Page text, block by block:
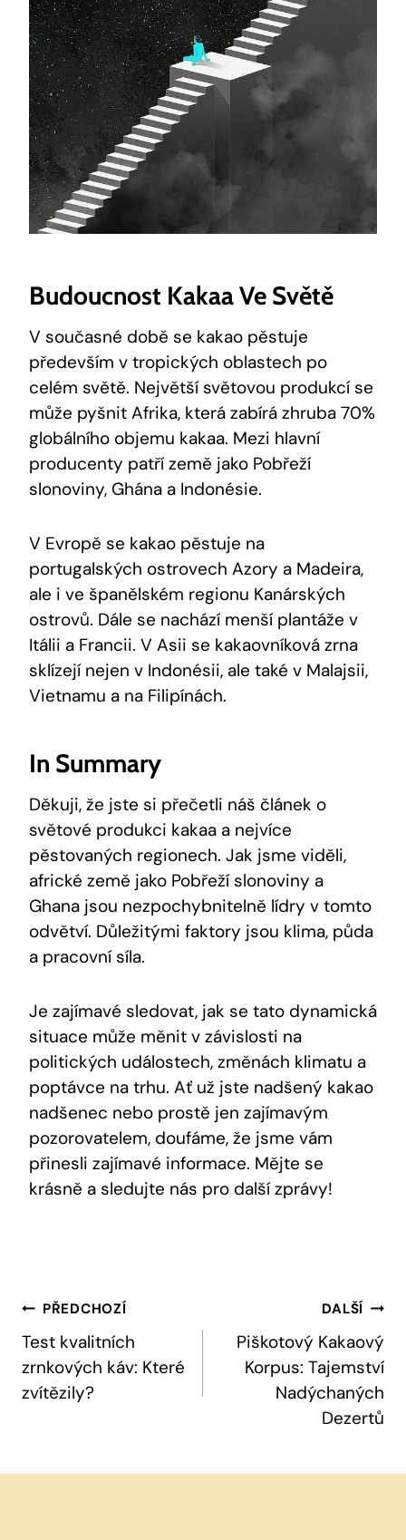
Budoucnost Kakaa Ve Světě
V současné době se kakao pěstuje
především v tropických oblastech po
celém světě. Největší světovou produkcí se
může pyšnit Afrika, která zabírá zhruba 70%
globálního objemu kakaa. Mezi hlavní
producenty patří země jako Pobřeží
slonoviny, Ghána a Indonésie.
V Evropě se kakao pěstuje na
portugalských ostrovech Azory a Madeira,
ale i ve španělském regionu Kanárských
ostrovů. Dále se nachází menší plantáže v
Itálii a Francii. V Asii se kakaovníková zrna
sklízejí nejen v Indonésii, ale také v Malajsii,
Vietnamu a na Filipínách.
In Summary
Děkuji, že jste si přečetli náš článek o
světové produkci kakaa a nejvíce
pěstovaných regionech. Jak jsme viděli,
africké země jako Pobřeží slonoviny a
Ghana jsou nezpochybnitelně lídry v tomto
odvětví. Důležitými faktory jsou klima, půda
a pracovní síla.
Je zajímavé sledovat, jak se tato dynamická
situace může měnit v závislosti na
politických událostech, změnách klimatu a
poptávce na trhu. Ať už jste nadšený kakao
nadšenec nebo prostě jen zajímavým
pozorovatelem, doufáme, že jsme vám
přinesli zajímavé informace. Mějte se
krásně a sledujte nás pro další zprávy!
Navigace
Pro
Příspěvek
PŘEDCHOZÍ
Test kvalitních
zrnkových káv: Které
zvítězily?
DALŠÍ
Piškotový Kakaový
Korpus: Tajemství
Nadýchaných
Dezertů